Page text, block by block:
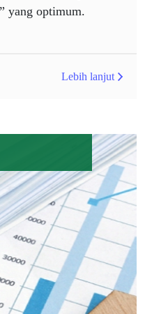
yang optimum.
Lebih lanjut